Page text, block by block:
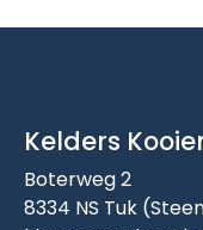
Kelders
Boterweg 2
8334 NS Tuk